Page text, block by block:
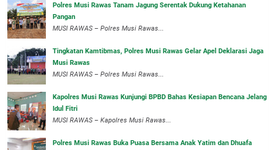
Polres Musi Rawas Tanam Jagung Serentak Dukung Ketahanan
Pangan
MUSI RAWAS – Polres Musi Rawas...
Tingkatan Kamtibmas, Polres Musi Rawas Gelar Apel Deklarasi Jaga
Musi Rawas
MUSI RAWAS – Polres Musi Rawas...
Kapolres Musi Rawas Kunjungi BPBD Bahas Kesiapan Bencana Jelang
Idul Fitri
MUSI RAWAS – Kapolres Musi Rawas...
Polres Musi Rawas Buka Puasa Bersama Anak Yatim dan Dhuafa